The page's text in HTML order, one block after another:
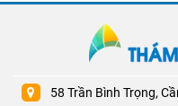
58 Trần Bình Trọng,